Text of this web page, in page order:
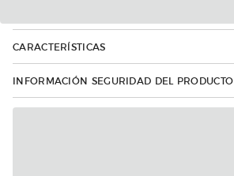
CARACTERÍSTICAS
INFORMACIÓN SEGURIDAD DEL PRODUCTO